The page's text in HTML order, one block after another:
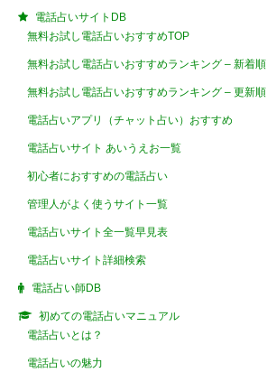
電話占いサイトDB
無料お試し電話占いおすすめTOP
無料お試し電話占いおすすめランキング – 新着順
無料お試し電話占いおすすめランキング – 更新順
電話占いアプリ（チャット占い）おすすめ
電話占いサイト あいうえお一覧
初心者におすすめの電話占い
管理人がよく使うサイト一覧
電話占いサイト全一覧早見表
電話占いサイト詳細検索
電話占い師DB
初めての電話占いマニュアル
電話占いとは？
電話占いの魅力